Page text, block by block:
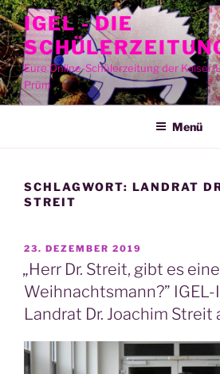
Zum
Inhalt
springen
IGEL - DIE
Eure Online-Schülerzeitung der
Prüm
Menü
SCHLAGWORT: LANDRAT
STREIT
VERÖFFENTLICHT
AM
23. DEZEMBER 2019
„Herr Dr. Streit, gibt es
Weihnachtsmann?”
Landrat Dr. Joachim Streit